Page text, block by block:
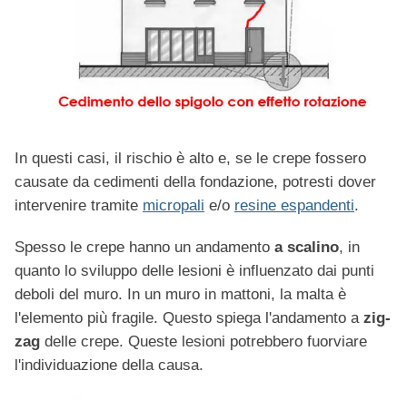
In questi casi, il rischio è alto e, se le crepe fossero
causate da cedimenti della fondazione, potresti dover
intervenire tramite micropali e/o resine espandenti.
Spesso le crepe hanno un andamento a scalino, in
quanto lo sviluppo delle lesioni è influenzato dai punti
deboli del muro. In un muro in mattoni, la malta è
l'elemento più fragile. Questo spiega l'andamento a zig-
zag delle crepe. Queste lesioni potrebbero fuorviare
l'individuazione della causa.